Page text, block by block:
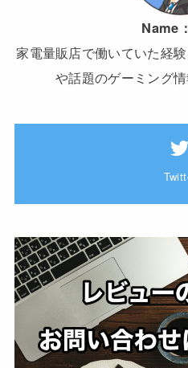
Name：
家電量販店で働いていた経
や話題のゲーミング